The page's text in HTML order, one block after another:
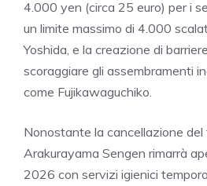
4.000 yen (circa 25 euro) per i
un limite massimo di 4.000
Yoshida, e la creazione di
scoraggiare gli assembramenti
come Fujikawaguchiko.
Nonostante la cancellazione del
Arakurayama Sengen rimarrà
2026 con servizi igienici